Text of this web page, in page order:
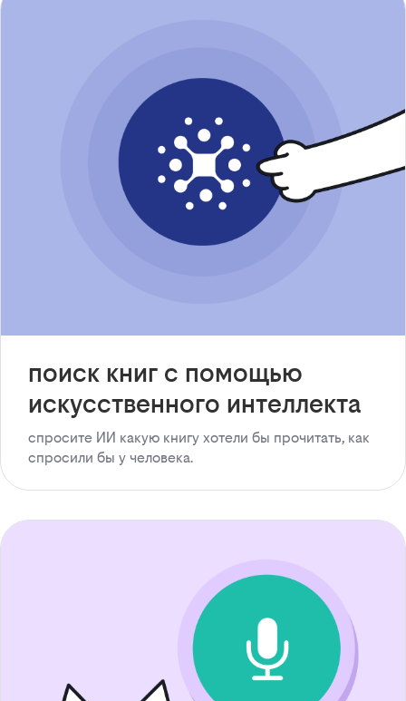
поиск книг с помощью
искусственного интеллекта
спросите ИИ какую книгу хотели бы прочитать, как
спросили бы у человека.